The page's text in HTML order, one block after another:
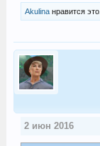
Akulinaнравится это.
2 июн 2016